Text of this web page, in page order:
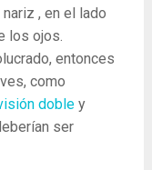
, en el lado
los ojos.
entonces
como
doble y
ser